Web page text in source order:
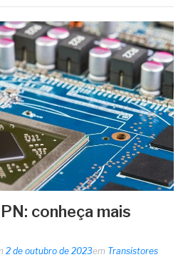
conheça mais
2 de outubro de 2023em Transistores